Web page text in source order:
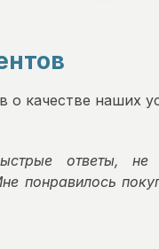
о качестве наших
ответы,
понравилось